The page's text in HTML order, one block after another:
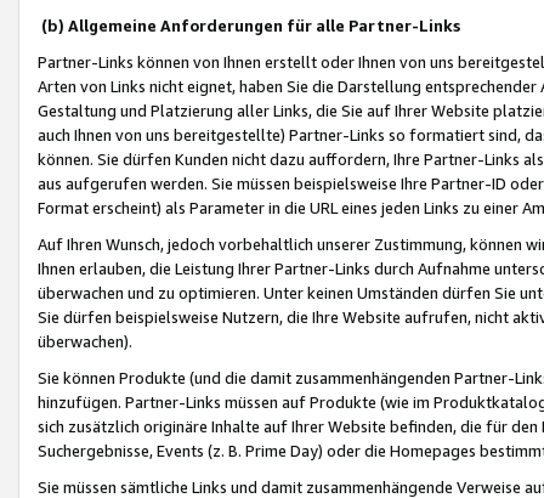
(b) Allgemeine Anforderungen für alle Partner-Links
Partner-Links können von Ihnen erstellt oder Ihnen von uns
Arten von Links nicht eignet, haben Sie die Darstellung
Gestaltung und Platzierung aller Links, die Sie auf Ihrer Website
auch Ihnen von uns bereitgestellte) Partner-Links so formatiert sind,
können. Sie dürfen Kunden nicht dazu auffordern, Ihre Partner-Links
aus aufgerufen werden. Sie müssen beispielsweise Ihre Partner-ID
Format erscheint) als Parameter in die URL eines jeden Links zu einer
Auf Ihren Wunsch, jedoch vorbehaltlich unserer Zustimmung, können
Ihnen erlauben, die Leistung Ihrer Partner-Links durch Aufnahme
überwachen und zu optimieren. Unter keinen Umständen dürfen Sie
Sie dürfen beispielsweise Nutzern, die Ihre Website aufrufen, nicht
überwachen).
Sie können Produkte (und die damit zusammenhängenden Partner-
hinzufügen. Partner-Links müssen auf Produkte (wie im
sich zusätzlich originäre Inhalte auf Ihrer Website befinden, die für
Suchergebnisse, Events (z. B. Prime Day) oder die Homepages
Sie müssen sämtliche Links und damit zusammenhängende